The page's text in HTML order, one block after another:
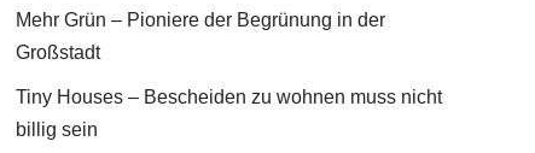
Mehr Grün – Pioniere der Begrünung in der
Großstadt
Tiny Houses – Bescheiden zu wohnen muss nicht
billig sein